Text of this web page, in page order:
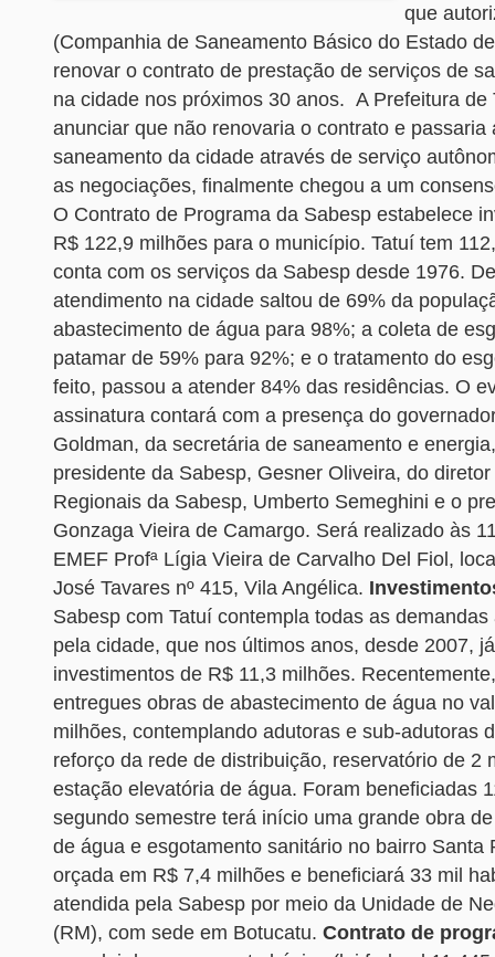
que
(Companhia de Saneamento Básico do Estado
renovar o contrato de prestação de serviços de
na cidade nos próximos 30 anos. A Prefeitura de
anunciar que não renovaria o contrato e passaria
saneamento da cidade através de serviço
as negociações, finalmente chegou a um
O Contrato de Programa da Sabesp estabelece
R$ 122,9 milhões para o município. Tatuí tem
conta com os serviços da Sabesp desde 1976.
atendimento na cidade saltou de 69% da
abastecimento de água para 98%; a coleta de
patamar de 59% para 92%; e o tratamento do
feito, passou a atender 84% das residências. O
assinatura contará com a presença do
Goldman, da secretária de saneamento e
presidente da Sabesp, Gesner Oliveira, do
Regionais da Sabesp, Umberto Semeghini e o
Gonzaga Vieira de Camargo. Será realizado às
EMEF Profª Lígia Vieira de Carvalho Del Fiol,
José Tavares nº 415, Vila Angélica.
Sabesp com Tatuí contempla todas as
pela cidade, que nos últimos anos, desde 2007,
investimentos de R$ 11,3 milhões.
entregues obras de abastecimento de água no
milhões, contemplando adutoras e sub-adutoras
reforço da rede de distribuição, reservatório de 2
estação elevatória de água. Foram beneficiadas
segundo semestre terá início uma grande obra
de água e esgotamento sanitário no bairro Santa
orçada em R$ 7,4 milhões e beneficiará 33 mil
atendida pela Sabesp por meio da Unidade de
(RM), com sede em Botucatu. Contrato de